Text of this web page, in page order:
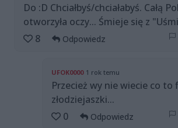
Do :D Chciałbyś/chciałabyś. Całą
otworzyła oczy... Śmieje się z
8
Odpowiedz
UFOK0000 1 rok temu
Przecież wy nie wiecie co to
złodziejaszki...
0
Odpowiedz